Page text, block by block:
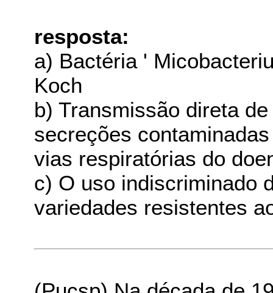
resposta:
a) Bactéria '
Koch
b) Transmissão direta
secreções
vias respiratórias do
c) O uso indiscriminado
variedades resistentes